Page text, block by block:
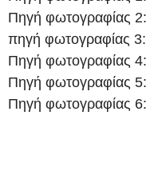
Πηγή φωτογραφίας 2:
πηγή φωτογραφίας 3:
Πηγή φωτογραφίας 4:
Πηγή φωτογραφίας 5:
Πηγή φωτογραφίας 6: